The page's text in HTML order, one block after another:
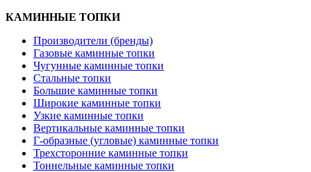
КАМИННЫЕ ТОПКИ
Производители (бренды)
Газовые каминные топки
Чугунные каминные топки
Стальные топки
Большие каминные топки
Широкие каминные топки
Узкие каминные топки
Вертикальные каминные топки
Г-образные (угловые) каминные топки
Трехсторонние каминные топки
Тоннельные каминные топки